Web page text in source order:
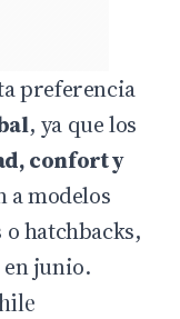
preferencia
, ya que los
confort y
a modelos
hatchbacks,
en junio.